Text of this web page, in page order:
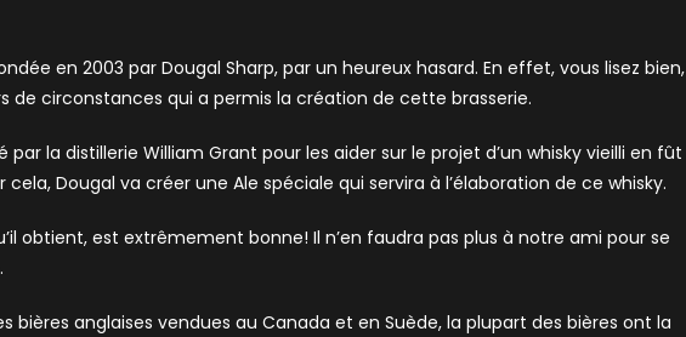
en 2003 par Dougal Sharp, par un heureux hasard. En effet, vous lisez
de circonstances qui a permis la création de cette brasserie.
la distillerie William Grant pour les aider sur le projet d’un whisky vieilli en fût
Dougal va créer une Ale spéciale qui servira à l’élaboration de ce whisky.
obtient, est extrêmement bonne! Il n’en faudra pas plus à notre ami pour se
bières anglaises vendues au Canada et en Suède, la plupart des bières ont la